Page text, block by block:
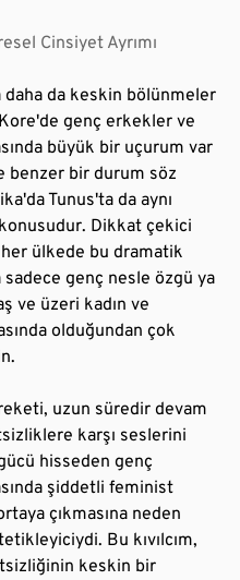
Cinsiyet Ayrımı
daha da keskin bölünmeler
genç erkekler ve
büyük bir uçurum var
benzer bir durum söz
Tunus'ta da aynı
Dikkat çekici
ülkede bu dramatik
sadece genç nesle özgü ya
ve üzeri kadın ve
olduğundan çok
uzun süredir devam
karşı seslerini
hisseden genç
şiddetli feminist
çıkmasına neden
Bu kıvılcım,
keskin bir